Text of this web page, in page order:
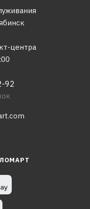
центра
92